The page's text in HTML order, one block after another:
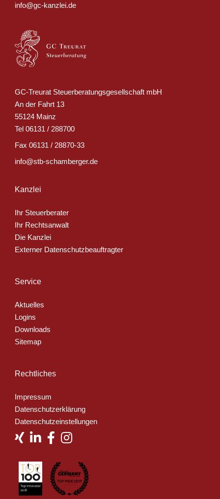
info@gc-kanzlei.de
Kanzlei
Ihr Steuerberater
Ihr Rechtsanwalt
Die Kanzlei
Externer Datenschutzbeauftragter
GC-Treurat Steuerberatungsgesellschaft mbH
An der Fahrt 13
55124 Mainz
Tel 06131 / 288700
Fax 06131 / 28870-33
info@stb-schamberger.de
Service
Aktuelles
Logins
Downloads
Sitemap
Rechtliches
Impressum
Datenschutzerklärung
Datenschutzeinstellungen